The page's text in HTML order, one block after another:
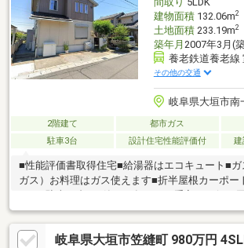
建物面積132.06m2
土地面積233.19m2
築年月 2007年3月(
養老鉄道養老線
その他の交通
岐阜県大垣市南
2階建て 都市ガス
駐車3台
設計住宅性能評価付 建
■性能評価書取得住宅■給湯器はエコキュート■
ガス）お料理はガス使えます■折半屋根カーポ
ます■駐車３台可■築１７年ですが手入れの行き
岐阜県大垣市笠縫町 980万円